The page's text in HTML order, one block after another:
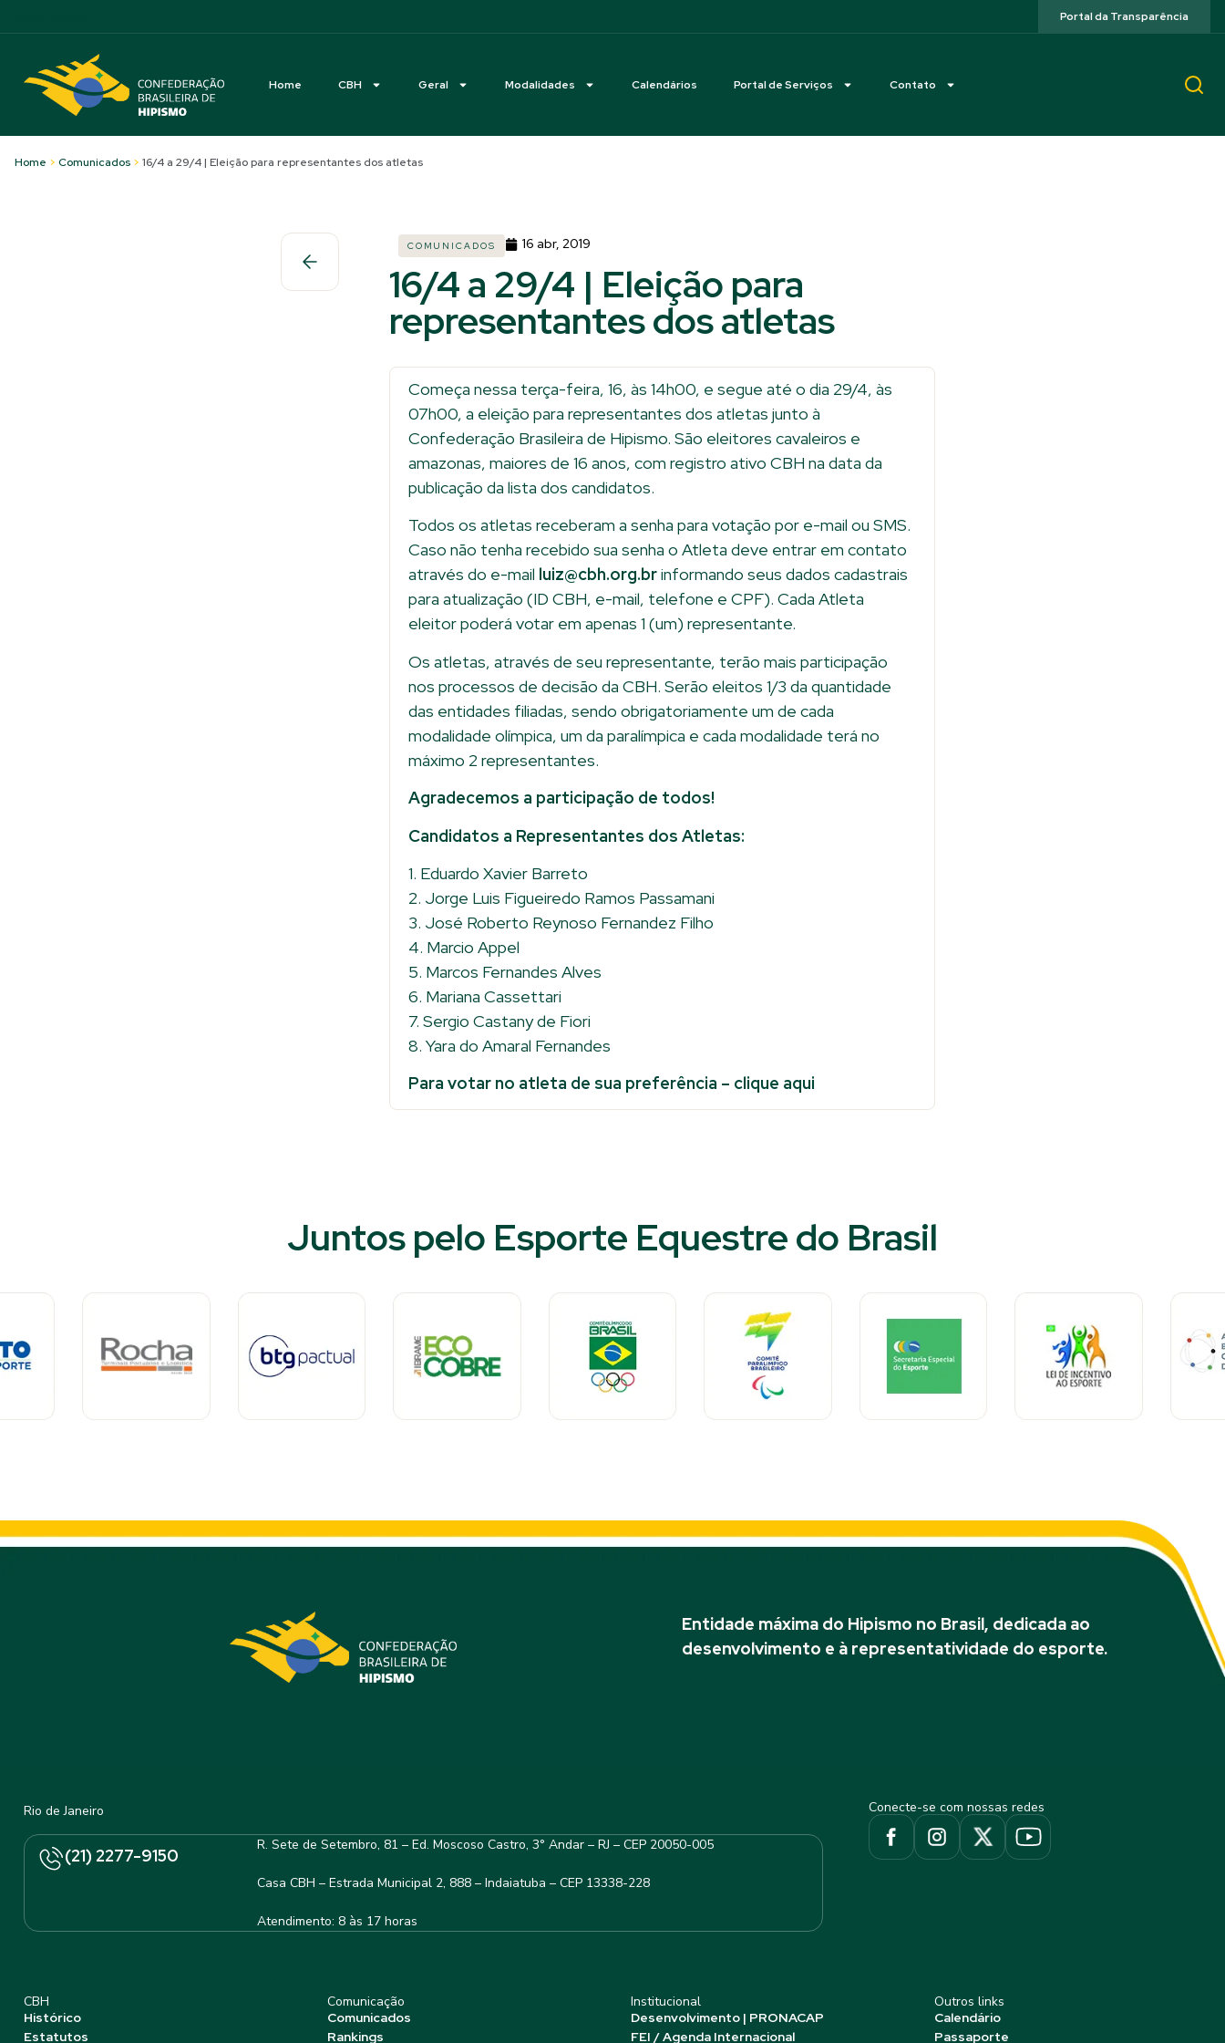
Portal da Transparência
Home CBH Geral Modalidades Calendários Portal de Serviços Contato
Home > Comunicados > 16/4 a 29/4 | Eleição para representantes dos atletas
COMUNICADOS 16 abr, 2019
16/4 a 29/4 | Eleição para
representantes dos atletas
Começa nessa terça-feira, 16, às 14h00, e segue até o dia 29/4, às
07h00, a eleição para representantes dos atletas junto à
Confederação Brasileira de Hipismo. São eleitores cavaleiros e
amazonas, maiores de 16 anos, com registro ativo CBH na data da
publicação da lista dos candidatos.
Todos os atletas receberam a senha para votação por e-mail ou SMS.
Caso não tenha recebido sua senha o Atleta deve entrar em contato
através do e-mail luiz@cbh.org.brinformando seus dados cadastrais
para atualização (ID CBH, e-mail, telefone e CPF). Cada Atleta
eleitor poderá votar em apenas 1 (um) representante.
Os atletas, através de seu representante, terão mais participação
nos processos de decisão da CBH. Serão eleitos 1/3 da quantidade
das entidades filiadas, sendo obrigatoriamente um de cada
modalidade olímpica, um da paralímpica e cada modalidade terá no
máximo 2 representantes.
Agradecemos a participação de todos!
Candidatos a Representantes dos Atletas:
1. Eduardo Xavier Barreto
2. Jorge Luis Figueiredo Ramos Passamani
3. José Roberto Reynoso Fernandez Filho
4. Marcio Appel
5. Marcos Fernandes Alves
6. Mariana Cassettari
7. Sergio Castany de Fiori
8. Yara do Amaral Fernandes
Para votar no atleta de sua preferência – clique aqui
Juntos pelo Esporte Equestre do Brasil
Entidade máxima do Hipismo no Brasil, dedicada ao
desenvolvimento e à representatividade do esporte.
Rio de Janeiro
(21) 2277-9150
R. Sete de Setembro, 81 – Ed. Moscoso Castro, 3° Andar – RJ – CEP 20050-005
Casa CBH – Estrada Municipal 2, 888 – Indaiatuba – CEP 13338-228
Atendimento: 8 às 17 horas
Conecte-se com nossas redes
CBH
Histórico
Estatutos
Comunicação
Comunicados
Rankings
Institucional
Desenvolvimento | PRONACAP
FEI / Agenda Internacional
Outros links
Calendário
Passaporte